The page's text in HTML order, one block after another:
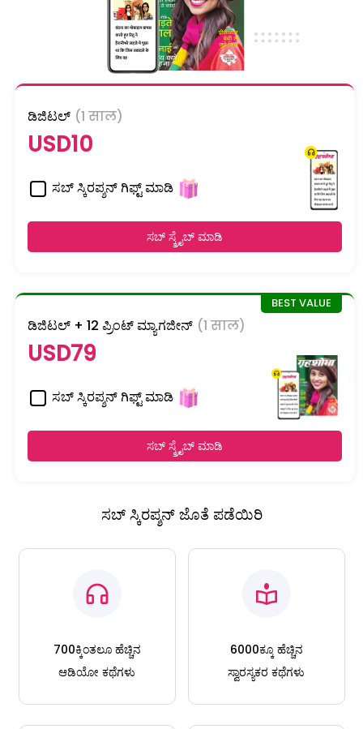
ಡಿಜಿಟಲ್ (1 साल)
USD10
ಸಬ್ ಸ್ಕಿರಪ್ಶನ್ ಗಿಫ್ಟ್ ಮಾಡಿ
ಸಬ್ ಸ್ಕ್ರೈಬ್ ಮಾಡಿ
ಡಿಜಿಟಲ್ + 12 ಪ್ರಿಂಟ್ ಮ್ಯಾಗಜೀನ್ (1 साल)
USD79
ಸಬ್ ಸ್ಕಿರಪ್ಶನ್ ಗಿಫ್ಟ್ ಮಾಡಿ
ಸಬ್ ಸ್ಕ್ರೈಬ್ ಮಾಡಿ
ಸಬ್ ಸ್ಕಿರಪ್ಶನ್ ಜೊತೆ ಪಡೆಯಿರಿ
700ಕ್ಕಿಂತಲೂ ಹೆಚ್ಚಿನ
ಆಡಿಯೋ ಕಥೆಗಳು
6000ಕ್ಕೂ ಹೆಚ್ಚಿನ
ಸ್ವಾರಸ್ಯಕರ ಕಥೆಗಳು